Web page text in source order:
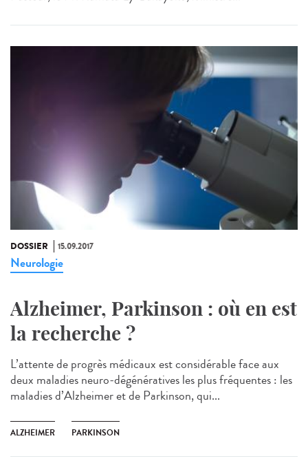
DOSSIER 15.09.2017
Neurologie
Alzheimer, Parkinson : où en est
la recherche ?
L’attente de progrès médicaux est considérable face aux
deux maladies neuro-dégénératives les plus fréquentes : les
maladies d’Alzheimer et de Parkinson, qui...
ALZHEIMER PARKINSON